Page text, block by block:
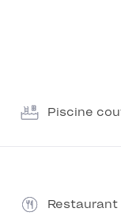
Piscine
Restaurant